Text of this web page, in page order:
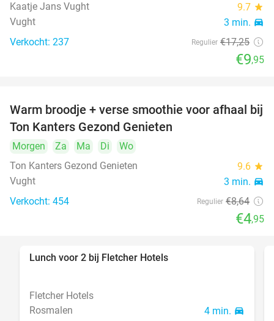
Kaatje Jans Vught
9.7 star
Vught 3 min. directions_car
Verkocht: 237 Regulier €17,25
€9,95
43%
Warm broodje + verse smoothie voor afhaal bij
Ton Kanters Gezond Genieten
Morgen Za Ma Di
Wo
Ton Kanters Gezond Genieten
9.6 star
Vught 3 min. directions_car
Verkocht: 454 Regulier €8,64
€4,95
Lunch voor 2 bij Fletcher Hotels
Fletcher Hotels
Rosmalen
4 min. directions_car